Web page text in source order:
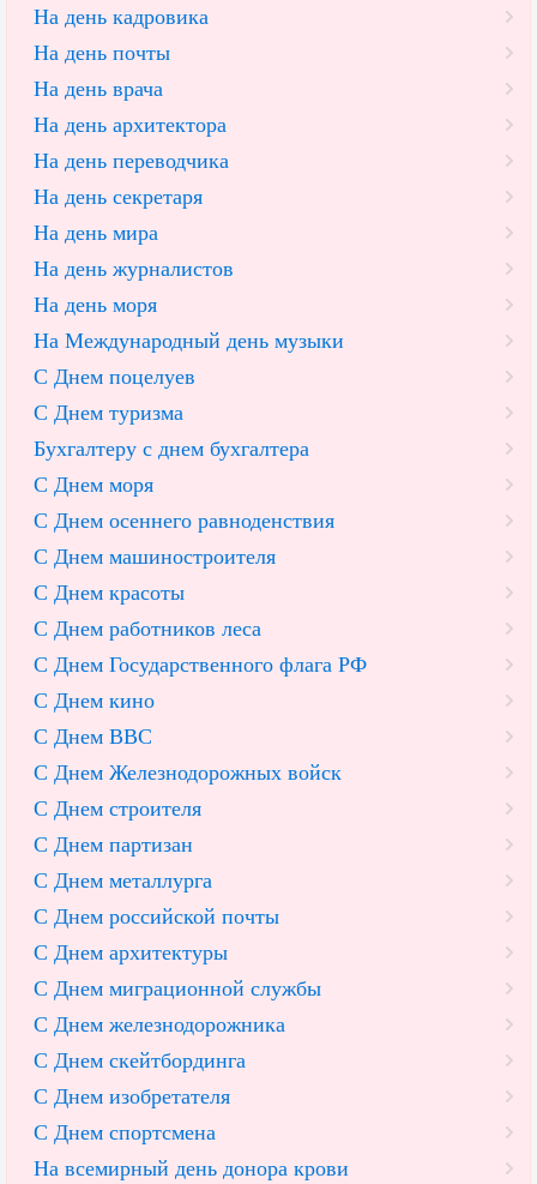
На день кадровика
На день почты
На день врача
На день архитектора
На день переводчика
На день секретаря
На день мира
На день журналистов
На день моря
На Международный день музыки
С Днем поцелуев
С Днем туризма
Бухгалтеру с днем бухгалтера
С Днем моря
С Днем осеннего равноденствия
С Днем машиностроителя
С Днем красоты
С Днем работников леса
С Днем Государственного флага РФ
С Днем кино
С Днем ВВС
С Днем Железнодорожных войск
С Днем строителя
С Днем партизан
С Днем металлурга
С Днем российской почты
С Днем архитектуры
С Днем миграционной службы
С Днем железнодорожника
С Днем скейтбординга
С Днем изобретателя
С Днем спортсмена
На всемирный день донора крови